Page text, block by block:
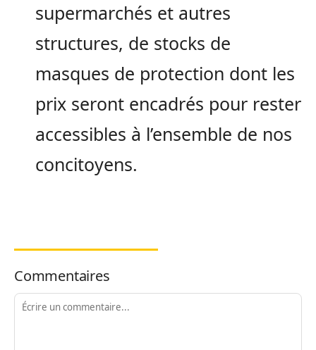
supermarchés et autres
structures, de stocks de
masques de protection dont les
prix seront encadrés pour rester
accessibles à l’ensemble de nos
concitoyens.
Commentaires